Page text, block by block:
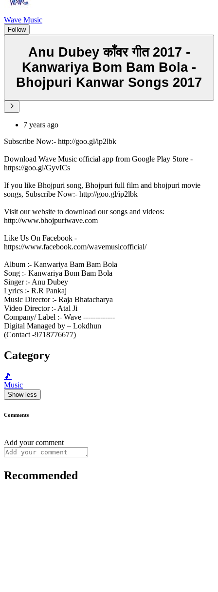
Wave Music
Follow
Anu Dubey काँवर गीत 2017 -
Kanwariya Bom Bam Bola -
Bhojpuri Kanwar Songs 2017
7 years ago
Subscribe Now:- http://goo.gl/ip2lbk
Download Wave Music official app from Google Play Store -
https://goo.gl/GyvICs
If you like Bhojpuri song, Bhojpuri full film and bhojpuri movie
songs, Subscribe Now:- http://goo.gl/ip2lbk
Visit our website to download our songs and videos:
http://www.bhojpuriwave.com
Like Us On Facebook -
https://www.facebook.com/wavemusicofficial/
Album :- Kanwariya Bam Bam Bola
Song :- Kanwariya Bom Bam Bola
Singer :- Anu Dubey
Lyrics :- R.R Pankaj
Music Director :- Raja Bhatacharya
Video Director :- Atal Ji
Company/ Label :- Wave -------------
Digital Managed by – Lokdhun
(Contact -9718776677)
Category
🎵
Music
Show less
Comments
Add your comment
Recommended